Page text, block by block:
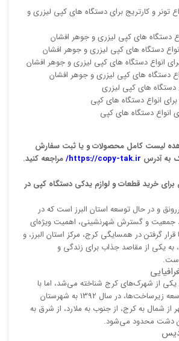
تونر و کارتریج برای دستگاه های کپی لیزری و
دستگاه های کپی لیزری و جوهر افشان
دستگاه های کپی لیزری و جوهر افشان
انواع دستگاه های کپی لیزری و جوهر افشان
دستگاه های کپی لیزری و جوهر افشان
دستگاه های کپی لیزری
انواع دستگاه های کپی
انواع دستگاه های کپی
لیست کامل محصولات و یا ثبت سفارش
به آدرس https://copy-tak.ir/ مراجعه کنید.
خرید قطعات و لوازم یدکی دستگاه کپی در
و در حال توسعه استان البرز است که در
جمعیت و گسترش شهرنشینی، اهمیت ویژه‌ای
گرفتن در همسایگی کرج، مرکز استان البرز، و
یکی از مقاصد جذاب برای زندگی و
از شهرک‌های کرج شناخته می‌شد، اما با
توجه به رشد جمعیت و توسعه زیرساخت‌ها، در سال 1392 به شهرستان
از شمال به کرج، از جنوب به ملارد، از شرق به
دشت محدود می‌شود.